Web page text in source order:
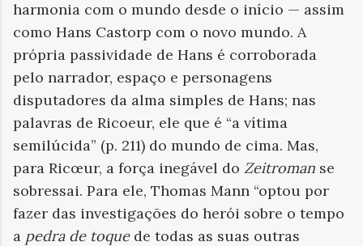
harmonia com o mundo desde o início — assim
como Hans Castorp com o novo mundo. A
própria passividade de Hans é corroborada
pelo narrador, espaço e personagens
disputadores da alma simples de Hans; nas
palavras de Ricoeur, ele que é “a vítima
semilúcida” (p. 211) do mundo de cima. Mas,
para Ricœur, a força inegável do Zeitroman se
sobressai. Para ele, Thomas Mann “optou por
fazer das investigações do herói sobre o tempo
a pedra de toquede todas as suas outras